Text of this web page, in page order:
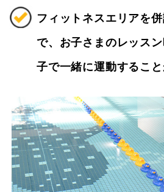
フィットネスエリアを
で、お子さまのレッス
子で一緒に運動すること